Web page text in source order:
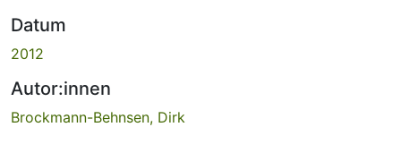
Datum
2012
Autor:innen
Brockmann-Behnsen, Dirk